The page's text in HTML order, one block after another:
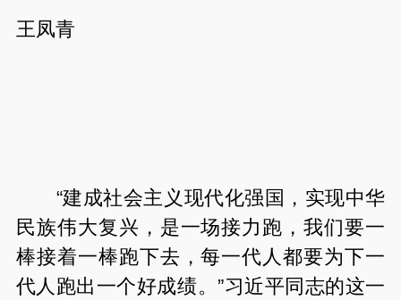
王凤青
“建成社会主义现代化强国，实现中华
民族伟大复兴，是一场接力跑，我们要一
棒接着一棒跑下去，每一代人都要为下一
代人跑出一个好成绩。”习近平同志的这一